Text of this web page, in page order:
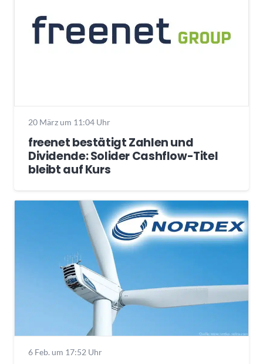
20 März um 11:04 Uhr
freenet bestätigt Zahlen und
Dividende: Solider Cashflow-Titel
bleibt auf Kurs
6 Feb. um 17:52 Uhr